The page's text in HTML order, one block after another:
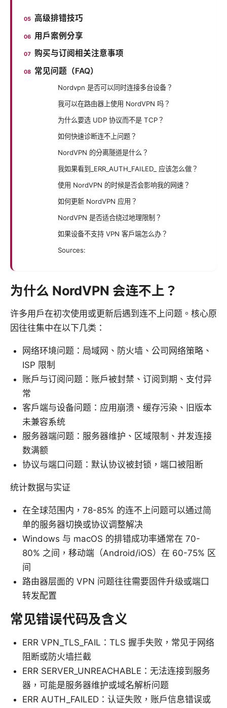
高级排错技巧
用户案例分享
购买与订阅相关注意事项
常见问题（FAQ）
Nordvpn 是否可以同时连接多台设备？
我可以在路由器上使用 NordVPN 吗？
为什么要选 UDP 协议而不是 TCP？
如何快速诊断连不上问题？
NordVPN 的分离隧道是什么？
我如果看到_ERR_AUTH_FAILED_ 应该怎么做？
使用 NordVPN 的时候是否会影响我的网速？
如何更新 NordVPN 应用？
NordVPN 是否适合绕过地理限制？
如果设备不支持 VPN 客户端怎么办？
Sources:
为什么 NordVPN 会连不上？
许多用户在初次使用或更新后遇到连不上问题。核心原
因往往集中在以下几类：
网络环境问题：局域网、防火墙、公司网络策略、
ISP 限制
账户与订阅问题：账户被封禁、订阅到期、支付异
常
客户端与设备问题：应用崩溃、缓存污染、旧版本
未兼容系统
服务器端问题：服务器维护、区域限制、并发连接
数满额
协议与端口问题：默认协议被封锁，端口被阻断
统计数据与实证
在全球范围内，78-85% 的连不上问题可以通过简
单的服务器切换或协议调整解决
Windows 与 macOS 的排错成功率通常在 70-
80% 之间，移动端（Android/iOS）在 60-75% 区
间
路由器层面的 VPN 问题往往需要固件升级或端口
转发配置
常见错误代码及含义
ERR VPN_TLS_FAIL：TLS 握手失败，常见于网络
阻断或防火墙拦截
ERR SERVER_UNREACHABLE：无法连接到服务
器，可能是服务器维护或域名解析问题
ERR AUTH_FAILED：认证失败，账户信息错误或